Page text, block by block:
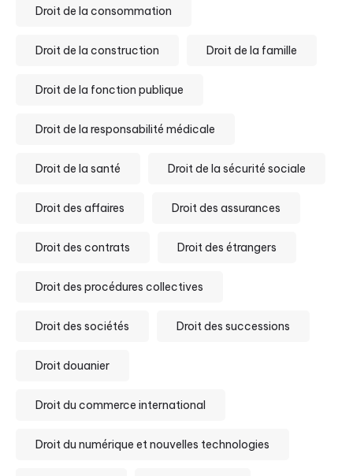
Droit de la consommation
Droit de la construction Droit de la famille
Droit de la fonction publique
Droit de la responsabilité médicale
Droit de la santé Droit de la sécurité sociale
Droit des affaires Droit des assurances
Droit des contrats Droit des étrangers
Droit des procédures collectives
Droit des sociétés Droit des successions
Droit douanier
Droit du commerce international
Droit du numérique et nouvelles technologies